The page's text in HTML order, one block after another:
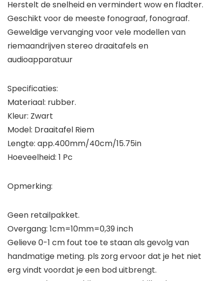
Herstelt de snelheid en vermindert wow en fladter.
Geschikt voor de meeste fonograaf, fonograaf.
Geweldige vervanging voor vele modellen van
riemaandrijven stereo draaitafels en
audioapparatuur
Specificaties:
Materiaal: rubber.
Kleur: Zwart
Model: Draaitafel Riem
Lengte: app.400mm/40cm/15.75in
Hoeveelheid: 1 Pc
Opmerking:
Geen retailpakket.
Overgang: 1cm=10mm=0,39 inch
Gelieve 0-1 cm fout toe te staan als gevolg van
handmatige meting. pls zorg ervoor dat je het niet
erg vindt voordat je een bod uitbrengt.